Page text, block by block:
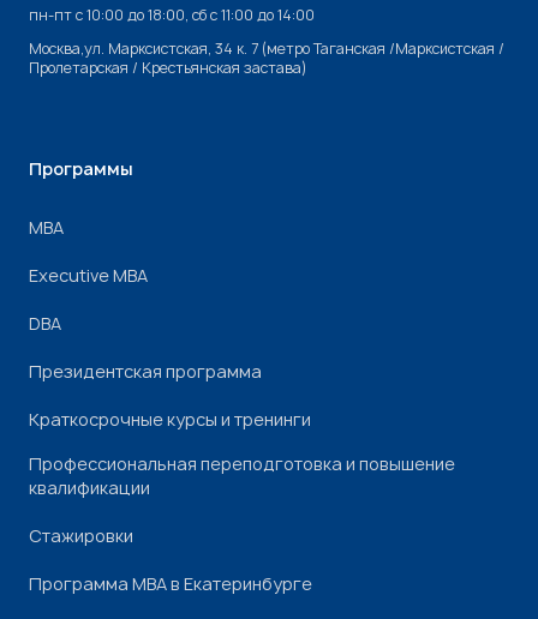
пн-пт с 10:00 до 18:00, cб с 11:00 до 14:00
Москва,ул. Марксистская, 34 к. 7 (метро Таганская /Марксистская /
Пролетарская / Крестьянская застава)
Программы
МВА
Executive MBA
DBA
Президентская программа
Краткосрочные курсы и тренинги
Профессиональная переподготовка и повышение
квалификации
Стажировки
Программа МВА в Екатеринбурге